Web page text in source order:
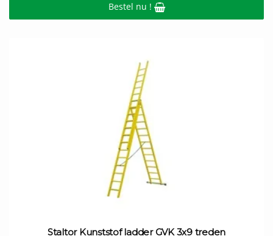
Bestel nu !
Staltor Kunststof ladder GVK 3x9 treden